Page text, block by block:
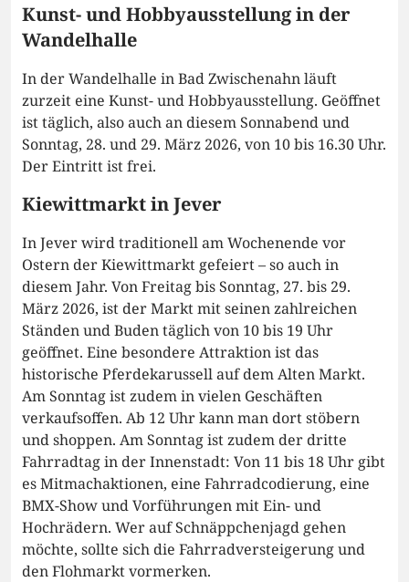
Kunst- und Hobbyausstellung in der
Wandelhalle
In der Wandelhalle in Bad Zwischenahn läuft
zurzeit eine Kunst- und Hobbyausstellung. Geöffnet
ist täglich, also auch an diesem Sonnabend und
Sonntag, 28. und 29. März 2026, von 10 bis 16.30 Uhr.
Der Eintritt ist frei.
Kiewittmarkt in Jever
In Jever wird traditionell am Wochenende vor
Ostern der Kiewittmarkt gefeiert – so auch in
diesem Jahr. Von Freitag bis Sonntag, 27. bis 29.
März 2026, ist der Markt mit seinen zahlreichen
Ständen und Buden täglich von 10 bis 19 Uhr
geöffnet. Eine besondere Attraktion ist das
historische Pferdekarussell auf dem Alten Markt.
Am Sonntag ist zudem in vielen Geschäften
verkaufsoffen. Ab 12 Uhr kann man dort stöbern
und shoppen. Am Sonntag ist zudem der dritte
Fahrradtag in der Innenstadt: Von 11 bis 18 Uhr gibt
es Mitmachaktionen, eine Fahrradcodierung, eine
BMX-Show und Vorführungen mit Ein- und
Hochrädern. Wer auf Schnäppchenjagd gehen
möchte, sollte sich die Fahrradversteigerung und
den Flohmarkt vormerken.